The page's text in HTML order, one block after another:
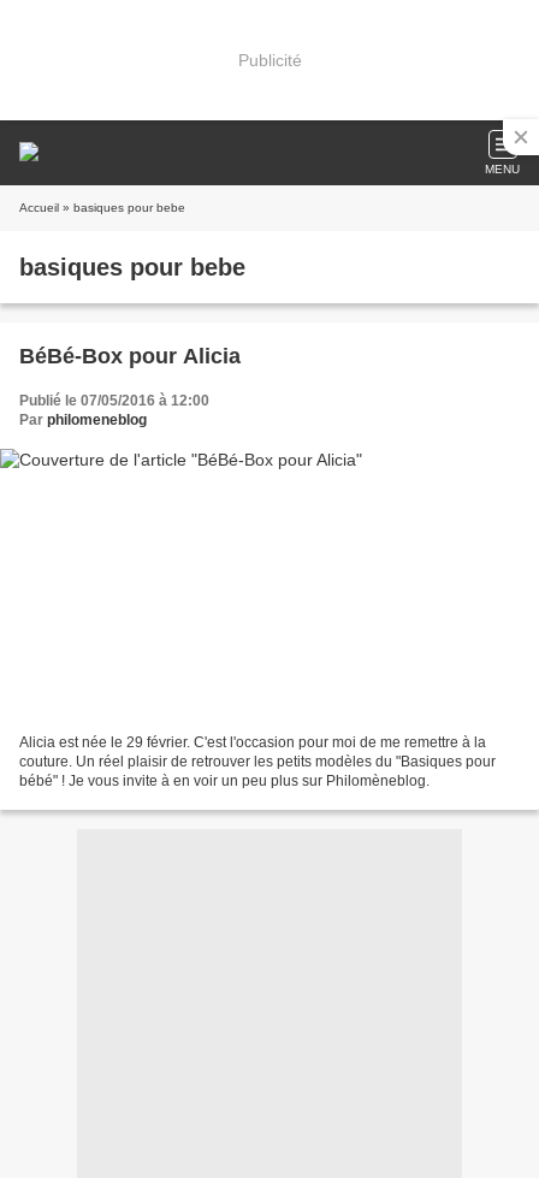
Publicité
MENU
Accueil » basiques pour bebe
basiques pour bebe
BéBé-Box pour Alicia
Publié le 07/05/2016 à 12:00
Par philomeneblog
Alicia est née le 29 février. C'est l'occasion pour moi de me remettre à la
couture. Un réel plaisir de retrouver les petits modèles du "Basiques pour
bébé" ! Je vous invite à en voir un peu plus sur Philomèneblog.